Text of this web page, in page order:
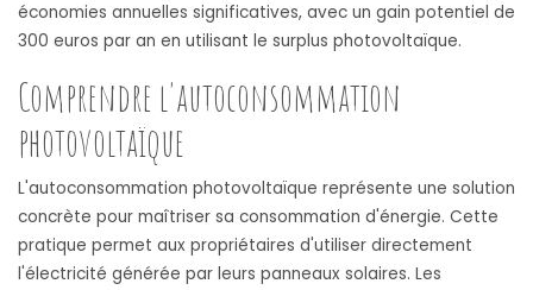
économies annuelles significatives, avec un gain potentiel de
300 euros par an en utilisant le surplus photovoltaïque.
Comprendre l'autoconsommation
photovoltaïque
L'autoconsommation photovoltaïque représente une solution
concrète pour maîtriser sa consommation d'énergie. Cette
pratique permet aux propriétaires d'utiliser directement
l'électricité générée par leurs panneaux solaires. Les